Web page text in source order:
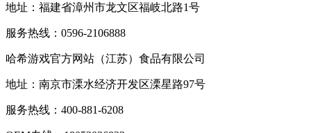
地址：福建省漳州市龙文区福岐北路1号
服务热线：0596-2106888
哈希游戏官方网站（江苏）食品有限公司
地址：南京市溧水经济开发区溧星路97号
服务热线：400-881-6208